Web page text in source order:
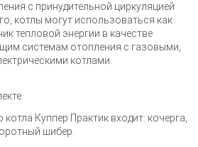
с принудительной циркуляцией
котлы могут использоваться как
тепловой энергии в качестве
системам отопления с газовыми,
котлами.
Куппер Практик входит: кочерга,
шибер.